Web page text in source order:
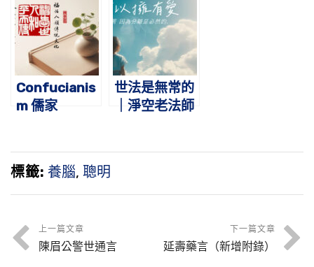
Confucianis
m 儒家
世法是無常的
｜淨空老法師
標籤: 養腦, 聰明
上一篇文章
陳眉公警世通言
下一篇文章
延壽藥言（新增附錄）